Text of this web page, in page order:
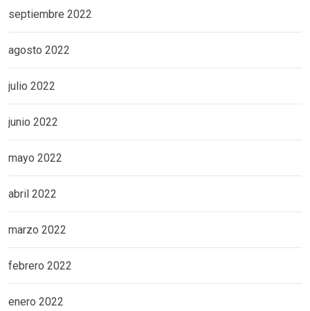
septiembre 2022
agosto 2022
julio 2022
junio 2022
mayo 2022
abril 2022
marzo 2022
febrero 2022
enero 2022